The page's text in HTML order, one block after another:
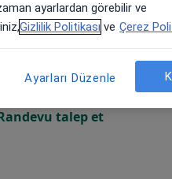
Yarın
Ağustos
Sal,
11 Ağustos
Çar,
12
randevu erişime kapalı
talep et
ayarlardan görebilir ve
Gizlilik Politikası ve Çerez
Ayarları Düzenle